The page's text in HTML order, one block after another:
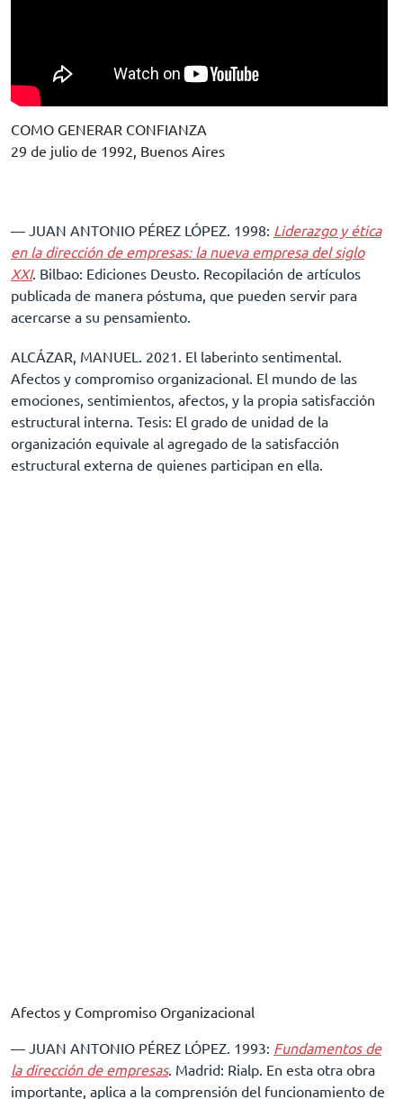
COMO GENERAR CONFIANZA
29 de julio de 1992, Buenos Aires
–– JUAN ANTONIO PÉREZ LÓPEZ. 1998: Liderazgo y ética
en la dirección de empresas: la nueva empresa del siglo
XXI. Bilbao: Ediciones Deusto. Recopilación de artículos
publicada de manera póstuma, que pueden servir para
acercarse a su pensamiento.
ALCÁZAR, MANUEL. 2021. El laberinto sentimental.
Afectos y compromiso organizacional. El mundo de las
emociones, sentimientos, afectos, y la propia satisfacción
estructural interna. Tesis: El grado de unidad de la
organización equivale al agregado de la satisfacción
estructural externa de quienes participan en ella.
Afectos y Compromiso Organizacional
–– JUAN ANTONIO PÉREZ LÓPEZ. 1993: Fundamentos de
la dirección de empresas. Madrid: Rialp. En esta otra obra
importante, aplica a la comprensión del funcionamiento de